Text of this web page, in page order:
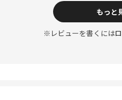
もっと
※レビューを書くには